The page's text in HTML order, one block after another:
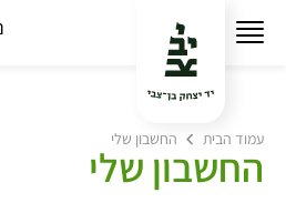
עמוד הבית החשבון שלי
החשבון שלי